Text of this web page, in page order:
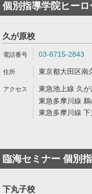
個別指導学院ヒーロ
久が原校
03-6715-2843
東京都大田区南
東急池上線 久
東急多摩川線
東急多摩川線
臨海セミナー 個別
下丸子校